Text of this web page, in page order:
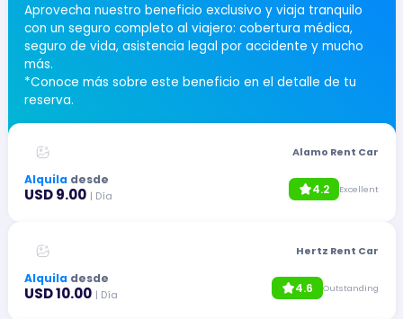
Aprovecha nuestro beneficio exclusivo y viaja tranquilo
con un seguro completo al viajero: cobertura médica,
seguro de vida, asistencia legal por accidente y mucho
más.
*Conoce más sobre este beneficio en el detalle de tu
reserva.
Alamo Rent Car
Alquila desde
USD 9.00 | Día 4.2 Excellent
Hertz Rent Car
Alquila desde
USD 10.00 | Día 4.6 Outstanding